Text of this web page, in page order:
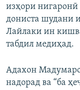
изҳори
дониста шудани
Лайлаки ин
табдил медиҳад.
Адахон
надорад ва “ба